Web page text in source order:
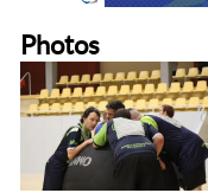
Photos